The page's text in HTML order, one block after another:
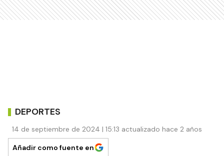
DEPORTES
14 de septiembre de 2024 | 15:13 actualizado hace 2 años
Añadir como fuente en